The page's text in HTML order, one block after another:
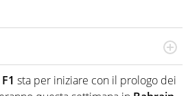
ma, più in generale, appassionato
anche senza il Motor. Dà il
la strada fa largo alle due o alle
sta per iniziare con il prologo dei